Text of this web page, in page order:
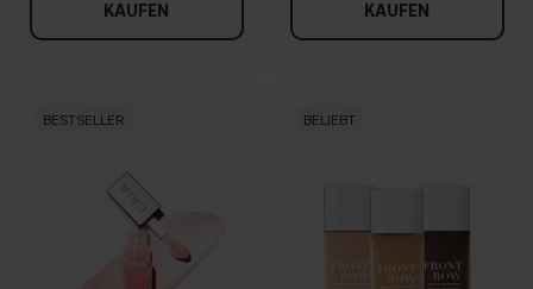
KAUFEN KAUFEN
BESTSELLER BELIEBT